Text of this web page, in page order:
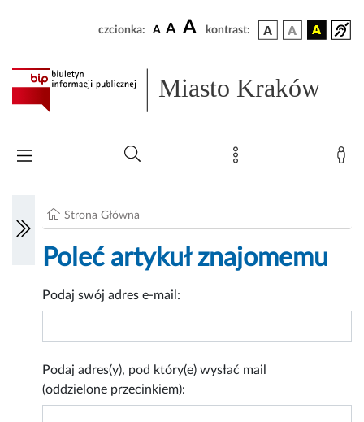
czcionka: A A A kontrast:
Miasto Kraków
Strona Główna
Poleć artykuł znajomemu
Podaj swój adres e-mail:
Podaj adres(y), pod który(e) wysłać mail
(oddzielone przecinkiem):